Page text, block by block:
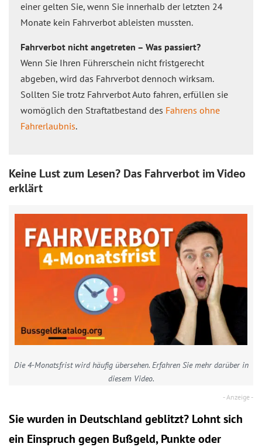
einer gelten Sie, wenn Sie innerhalb der letzten 24
Monate kein Fahrverbot ableisten mussten.
Fahrverbot nicht angetreten – Was passiert?
Wenn Sie Ihren Führerschein nicht fristgerecht
abgeben, wird das Fahrverbot dennoch wirksam.
Sollten Sie trotz Fahrverbot Auto fahren, erfüllen sie
womöglich den Straftatbestand des Fahrens ohne
Fahrerlaubnis.
Keine Lust zum Lesen? Das Fahrverbot im Video
erklärt
Die 4-Monatsfrist wird häufig übersehen. Erfahren Sie mehr darüber in
diesem Video.
Sie wurden in Deutschland geblitzt? Lohnt sich
ein Einspruch gegen Bußgeld, Punkte oder